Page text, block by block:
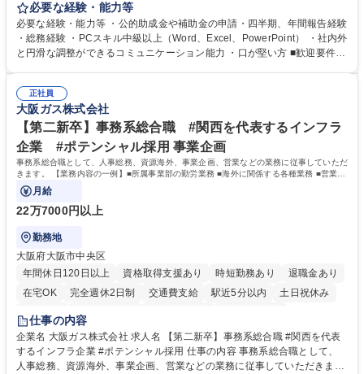
当者として業務を覚えていただき、ゆくゆくはリーダーやマネージャーポ
ジションとして活躍いただくことを期待しています。 【総務・人事グルー
プの業務内容】 ・人事制度関連 ・採用活動 ・教育研修の企画、実行 ・勤
怠管理 ・官公庁への各種提出 ・法定の会議運営（評議員会、理事会） ・
管理 ・福利厚生関連 ・職員からの問合せ、相談対応 ・その他日常の総務
業務全般 募集職種 【東京／文京区】公益財団法人の総務人事業務／年間
休日125日
必要な経験・能力等
必要な経験・能力等 ・公的助成金や補助金の申請・四半期、年間報告経験
・総務経験 ・PCスキル中級以上（Word、Excel、PowerPoint） ・社内外
と円滑な調整ができるコミュニケーション能力 ・口が堅い方 ■歓迎要件
正社員
大阪ガス株式会社
【第二新卒】事務系総合職 #関西を代表するインフラ
企業 #ポテンシャル採用 事業企画
事務系総合職として、人事総務、資源海外、事業企画、営業などの業務に従事していただ
きます。 【業務内容の一例】■所属事業部の勤労業務 ■海外に関係する各種業務 ■営業部
門の企画スタッフ、ルート営業
月給
22万7000円以上
勤務地
大阪府大阪市中央区
年間休日120日以上
資格取得支援あり 時短勤務あり
退職金あり
在宅OK
完全週休2日制 交通費支給 駅近5分以内
土日祝休み
服装自由
第二新卒歓迎
仕事の内容
企業名 大阪ガス株式会社 求人名 【第二新卒】事務系総合職 #関西を代表
するインフラ企業 #ポテンシャル採用 仕事の内容 事務系総合職として、
人事総務、資源海外、事業企画、営業などの業務に従事していただきま